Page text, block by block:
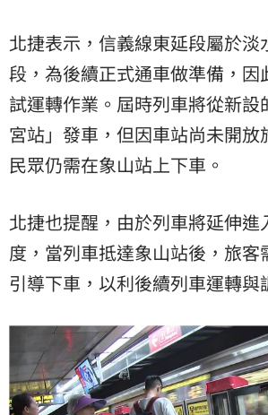
北捷表示，信義線東延段屬於淡
段，為後續正式通車做準備，因
試運轉作業。屆時列車將從新設
宮站」發車，但因車站尚未開放
民眾仍需在象山站上下車。
北捷也提醒，由於列車將延伸進
度，當列車抵達象山站後，旅客
引導下車，以利後續列車運轉與